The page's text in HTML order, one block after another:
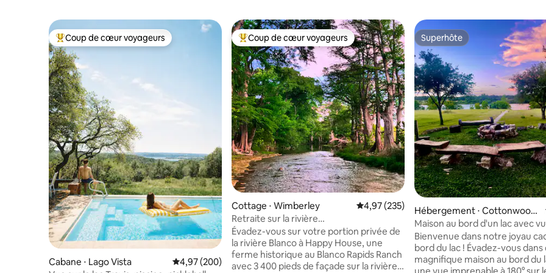
Coups de cœur voyageurs les plus appréciés
Coup de cœur voyageurs
Cabane ⋅ Lago Vista Évaluation moyenne sur la base de 200 commentaires : 4,97 sur 5
4,97 (200)
Coups de cœur voyageurs les plus appréciés
Coup de cœur voyageurs
Cottage ⋅ Wimberley Évaluation moyenne sur la base de 235
4,97 (235)
Retraite sur la rivière
Blanco | Privé + paisible
Évadez-vous sur votre portion privée de
la rivière Blanco à Happy House, une
ferme historique au Blanco Rapids Ranch
avec 3 400 pieds de façade sur la rivière.
Superhôte
Superhôte
Hébergement ⋅ Cottonwood
Shores
Maison au bord d'un lac avec
coucher du soleil et kayaks
Bienvenue dans notre joyau
bord du lac ! Évadez-vous dans cette
magnifique maison au bord du